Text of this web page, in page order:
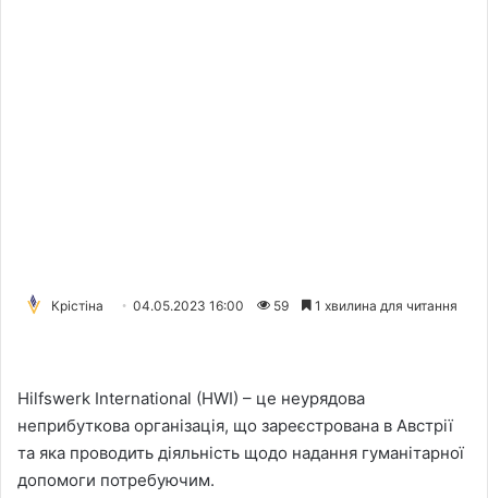
Крістіна 04.05.2023 16:00 59 1 хвилина для читання
Hilfswerk International (HWI) – це неурядова
неприбуткова організація, що зареєстрована в Австрії
та яка проводить діяльність щодо надання гуманітарної
допомоги потребуючим.